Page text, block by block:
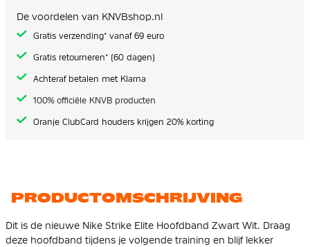
afbeeldingen-
gallerij
De voordelen van KNVBshop.nl
Gratis verzending* vanaf 69 euro
Gratis retourneren* (60 dagen)
Achteraf betalen met Klarna
100% officiële KNVB producten
Oranje ClubCard houders krijgen 20% korting
PRODUCTOMSCHRIJVING
Dit is de nieuwe Nike Strike Elite Hoofdband Zwart Wit. Draag
deze hoofdband tijdens je volgende training en blijf lekker